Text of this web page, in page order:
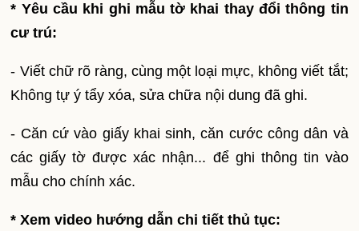
* Yêu cầu khi ghi mẫu tờ khai thay đổi thông tin
cư trú:
- Viết chữ rõ ràng, cùng một loại mực, không viết tắt;
Không tự ý tẩy xóa, sửa chữa nội dung đã ghi.
- Căn cứ vào giấy khai sinh, căn cước công dân và
các giấy tờ được xác nhận... để ghi thông tin vào
mẫu cho chính xác.
* Xem video hướng dẫn chi tiết thủ tục: